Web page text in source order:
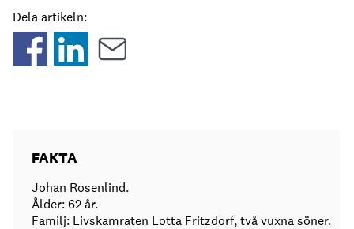
Dela artikeln:
FAKTA
Johan Rosenlind.
Ålder: 62 år.
Familj: Livskamraten Lotta Fritzdorf, två vuxna söner.